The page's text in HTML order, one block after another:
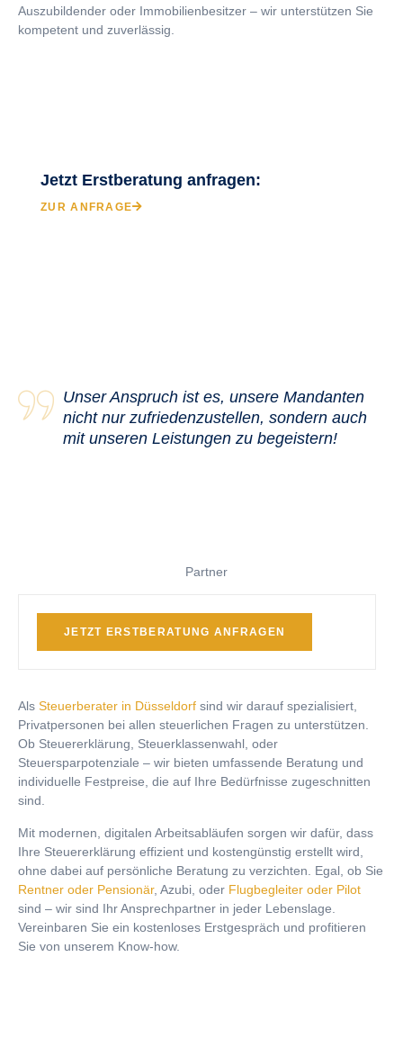
Auszubildender oder Immobilienbesitzer – wir unterstützen Sie
kompetent und zuverlässig.
Jetzt Erstberatung anfragen:
ZUR ANFRAGE
Unser Anspruch ist es, unsere Mandanten
nicht nur zufriedenzustellen, sondern auch
mit unseren Leistungen zu begeistern!
JETZT ERSTBERATUNG ANFRAGEN
Partner
Als Steuerberater in Düsseldorf sind wir darauf spezialisiert,
Privatpersonen bei allen steuerlichen Fragen zu unterstützen.
Ob Steuererklärung, Steuerklassenwahl, oder
Steuersparpotenziale – wir bieten umfassende Beratung und
individuelle Festpreise, die auf Ihre Bedürfnisse zugeschnitten
sind.
Mit modernen, digitalen Arbeitsabläufen sorgen wir dafür, dass
Ihre Steuererklärung effizient und kostengünstig erstellt wird,
ohne dabei auf persönliche Beratung zu verzichten. Egal, ob Sie
Rentner oder Pensionär, Azubi, oder Flugbegleiter oder Pilot
sind – wir sind Ihr Ansprechpartner in jeder Lebenslage.
Vereinbaren Sie ein kostenloses Erstgespräch und profitieren
Sie von unserem Know-how.